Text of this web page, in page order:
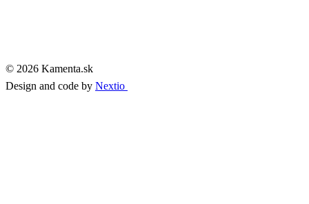
© 2026 Kamenta.sk
Design and code by Nextio